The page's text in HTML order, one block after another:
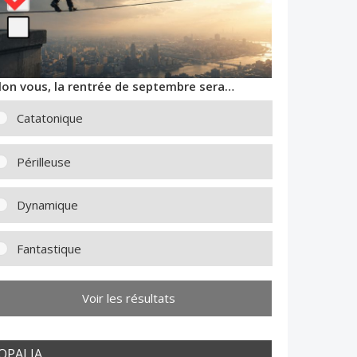
vous, la rentrée de septembre sera…
Catatonique
Périlleuse
Dynamique
Fantastique
Voir les résultats